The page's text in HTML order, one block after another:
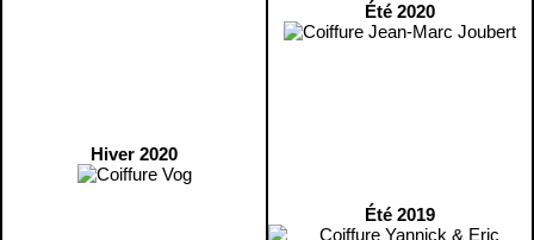
Hiver 2020
Été 2020
Été 2019